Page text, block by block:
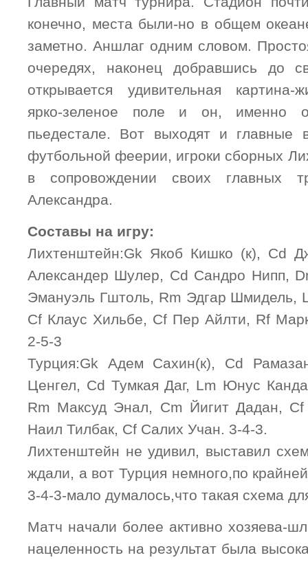
конечно, места были-но в общем
заметно. Аншлаг одним словом.
очередях, наконец добравшись до
открывается удивительная картина-
ярко-зеленое поле и он, именно
пьедестале. Вот выходят и главные
футбольной феерии, игроки сборных
в сопровождении своих главных
Александра.
Составы на игру:
Лихтенштейн:Gk Якоб Кишко (к), Cd
Александер Шулер, Cd Сандро Нипп,
Эмануэль Гштоль, Rm Эдгар Шмидель,
Cf Клаус Хильбе, Cf Пер Айлти, Rf
2-5-3
Турция:Gk Адем Сахин(к), Cd
Ценгел, Cd Тумкая Даг, Lm Юнус
Rm Максуд Энал, Cm Йигит Дадан,
Наил Тилбак, Cf Салих Учан. 3-4-3.
Лихтенштейн не удивил, выставил
ждали, а вот Турция немного,по
3-4-3-мало думалось,что такая схема
Матч начали более активно хозяева-
нацеленность на результат была